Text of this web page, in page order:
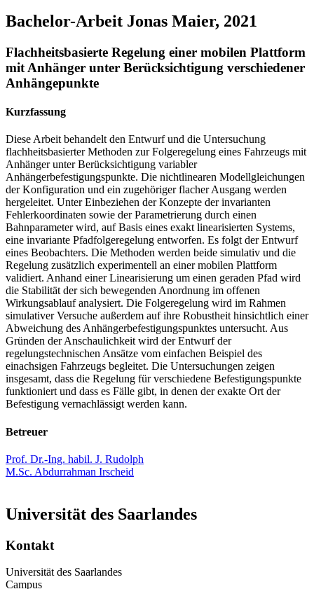
Bachelor-Arbeit Jonas Maier, 2021
Flachheitsbasierte Regelung einer mobilen Plattform
mit Anhänger unter Berücksichtigung verschiedener
Anhängepunkte
Kurzfassung
Diese Arbeit behandelt den Entwurf und die Untersuchung
flachheitsbasierter Methoden zur Folgeregelung eines Fahrzeugs mit
Anhänger unter Berücksichtigung variabler
Anhängerbefestigungspunkte. Die nichtlinearen Modellgleichungen
der Konfiguration und ein zugehöriger flacher Ausgang werden
hergeleitet. Unter Einbeziehen der Konzepte der invarianten
Fehlerkoordinaten sowie der Parametrierung durch einen
Bahnparameter wird, auf Basis eines exakt linearisierten Systems,
eine invariante Pfadfolgeregelung entworfen. Es folgt der Entwurf
eines Beobachters. Die Methoden werden beide simulativ und die
Regelung zusätzlich experimentell an einer mobilen Plattform
validiert. Anhand einer Linearisierung um einen geraden Pfad wird
die Stabilität der sich bewegenden Anordnung im offenen
Wirkungsablauf analysiert. Die Folgeregelung wird im Rahmen
simulativer Versuche außerdem auf ihre Robustheit hinsichtlich einer
Abweichung des Anhängerbefestigungspunktes untersucht. Aus
Gründen der Anschaulichkeit wird der Entwurf der
regelungstechnischen Ansätze vom einfachen Beispiel des
einachsigen Fahrzeugs begleitet. Die Untersuchungen zeigen
insgesamt, dass die Regelung für verschiedene Befestigungspunkte
funktioniert und dass es Fälle gibt, in denen der exakte Ort der
Befestigung vernachlässigt werden kann.
Betreuer
Prof. Dr.-Ing. habil. J. Rudolph
M.Sc. Abdurrahman Irscheid
Universität des Saarlandes
Kontakt
Universität des Saarlandes
Campus